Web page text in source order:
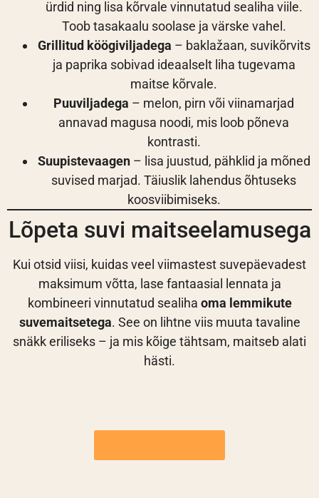
ürdid ning lisa kõrvale vinnutatud sealiha viile.
Toob tasakaalu soolase ja värske vahel.
Grillitud köögiviljadega – baklažaan, suvikõrvits
ja paprika sobivad ideaalselt liha tugevama
maitse kõrvale.
Puuviljadega – melon, pirn või viinamarjad
annavad magusa noodi, mis loob põneva
kontrasti.
Suupistevaagen– lisa juustud, pähklid ja mõned
suvised marjad. Täiuslik lahendus õhtuseks
koosviibimiseks.
Lõpeta suvi maitseelamusega
Kui otsid viisi, kuidas veel viimastest suvepäevadest
maksimum võtta, lase fantaasial lennata ja
kombineeri vinnutatud sealiha oma lemmikute
suvemaitsetega. See on lihtne viis muuta tavaline
snäkk eriliseks – ja mis kõige tähtsam, maitseb alati
hästi.